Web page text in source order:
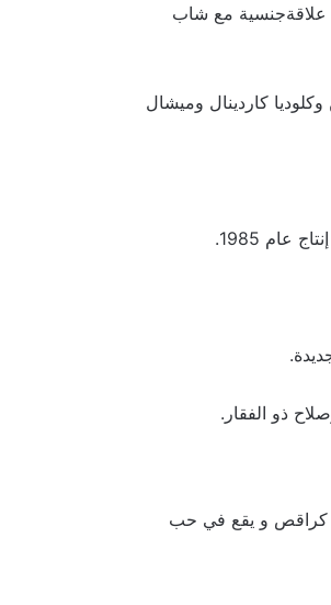
وتقرر 3 فتيات مراهقات إقامة علاقةجنسية مع شاب
كاردينال وميشال
1985.
ذو الفقار.
كراقص و يقع في حب